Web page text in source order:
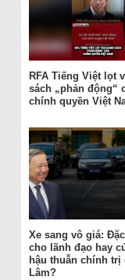
RFA Tiếng Việt lọt
sách „phản động“
chính quyền Việt
Xe sang vô giá:
cho lãnh đạo hay
hậu thuẫn chính trị
Lâm?